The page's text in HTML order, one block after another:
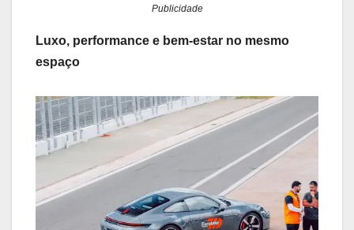
Publicidade
Luxo, performance e bem-estar no mesmo
espaço